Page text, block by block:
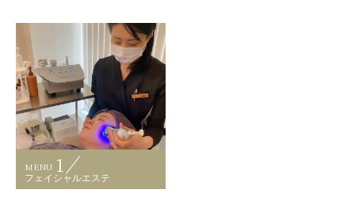
MENU
フェイシャルエステ